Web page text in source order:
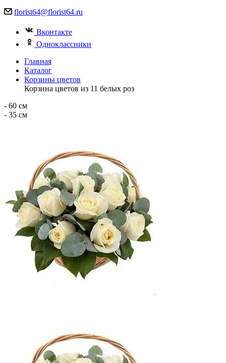
florist64@florist64.ru
Вконтакте
Одноклассники
Главная
Каталог
Корзины цветов
Корзина цветов из 11 белых роз
- 60 см
- 35 см